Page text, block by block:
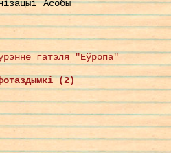
Асобы
гатэля "Еўропа"
(2)